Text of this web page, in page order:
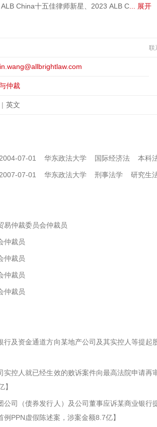
China十五佳律师新星、2023 ALB C... 展开
联
仲裁
| 英文
2004-07-01 华东政法大学 国际经济法 本科
2007-07-01 华东政法大学 刑事法学 研究生
易仲裁委员会仲裁员
仲裁员
仲裁员
仲裁员
仲裁员
行及资金通道方向某地产公司及其实控人等提
实控人就已经生效的败诉案件向最高法院申请
】
公司（债券发行人）及公司董事应诉某商业银
例PPN虚假陈述案，涉案金额8.7亿】